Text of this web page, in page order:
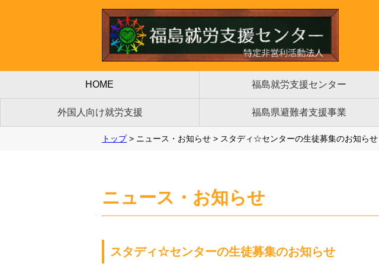
HOME 福島就労支援センター
福島就労支援センターとは
パソコン教室まなびやとは
キャリアカウンセリング
外国人向け就労支援
外国人技能実習制度とは
送出し国・送出機関とは
在留資格「特定技能」とは
マナー研修・養成講習
JOB EMERGENCY MAP
福島県で働く外国人と事業主の相談窓口
福島県避難者支援事業
子どもの貧困について
情報公開・取得ライセンス
トップ> ニュース・お知らせ > スタディ☆センターの生徒募集のお知らせ
ニュース・お知らせ
スタディ☆センターの生徒募集のお知らせ